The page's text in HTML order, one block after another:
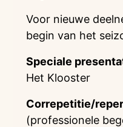
Voor nieuwe
begin van het
Speciale
Het Klooster
Correpetitie/
(professionele